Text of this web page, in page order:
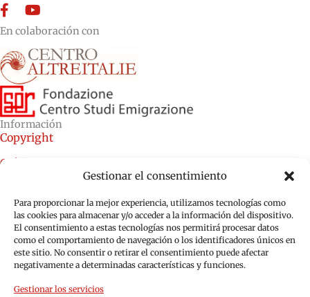
Gestionar el consentimiento
Para proporcionar la mejor experiencia, utilizamos tecnologías como
las cookies para almacenar y/o acceder a la información del dispositivo.
El consentimiento a estas tecnologías nos permitirá procesar datos
como el comportamiento de navegación o los identificadores únicos en
este sitio. No consentir o retirar el consentimiento puede afectar
negativamente a determinadas características y funciones.
Gestionar los servicios
FacebookYouTube
En colaboración con
Información
Copyright
Créditos
Política de privacidad (UE)